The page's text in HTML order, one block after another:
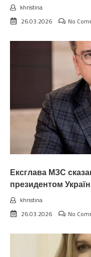
khristina
26.03.2026
No
Ексглава МЗС
президентом
khristina
26.03.2026
No